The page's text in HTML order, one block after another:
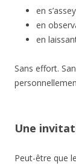
en
en
en
Sans effort.
Une
Peut-être que